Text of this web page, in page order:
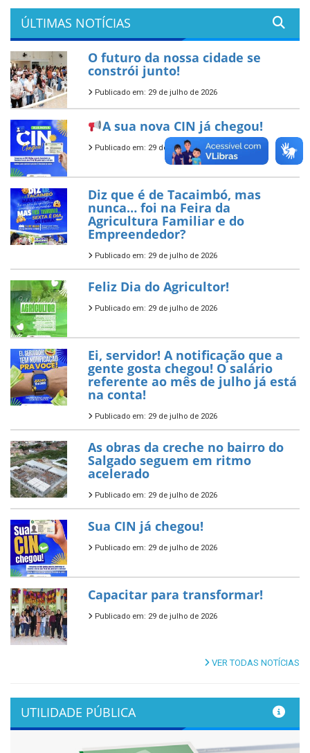
ÚLTIMAS NOTÍCIAS
O futuro da nossa cidade se
constrói junto!
Publicado em: 29 de julho de 2026
A sua nova CIN já chegou!
Publicado em: 29 de julho de 2026
Diz que é de Tacaimbó, mas
nunca… foi na Feira da
Agricultura Familiar e do
Empreendedor?
Publicado em: 29 de julho de 2026
Feliz Dia do Agricultor!
Publicado em: 29 de julho de 2026
Ei, servidor! A notificação que a
gente gosta chegou! O salário
referente ao mês de julho já está
na conta!
Publicado em: 29 de julho de 2026
As obras da creche no bairro do
Salgado seguem em ritmo
acelerado
Publicado em: 29 de julho de 2026
Sua CIN já chegou!
Publicado em: 29 de julho de 2026
Capacitar para transformar!
Publicado em: 29 de julho de 2026
VER TODAS NOTÍCIAS
UTILIDADE PÚBLICA